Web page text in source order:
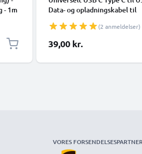
- 1m
Data- og opladningskabel til
højttalere - 3A Hurtig
1m Nylon Opladerkabel - Sort
(2 anmeldelser)
39,00 kr.
VORES